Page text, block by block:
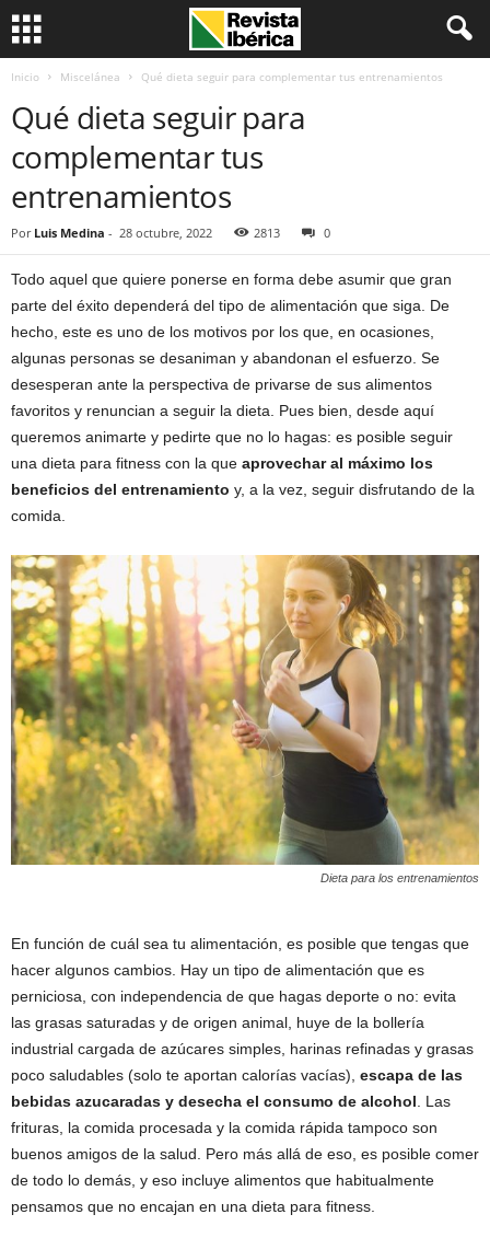
Inicio Miscelánea Qué dieta seguir para complementar tus entrenamientos
Qué dieta seguir para
complementar tus
entrenamientos
Por Luis Medina - 28 octubre, 2022 2813 0
Todo aquel que quiere ponerse en forma debe asumir que gran
parte del éxito dependerá del tipo de alimentación que siga. De
hecho, este es uno de los motivos por los que, en ocasiones,
algunas personas se desaniman y abandonan el esfuerzo. Se
desesperan ante la perspectiva de privarse de sus alimentos
favoritos y renuncian a seguir la dieta. Pues bien, desde aquí
queremos animarte y pedirte que no lo hagas: es posible seguir
una dieta para fitness con la que aprovechar al máximo los
beneficios del entrenamiento y, a la vez, seguir disfrutando de la
comida.
Dieta para los entrenamientos
En función de cuál sea tu alimentación, es posible que tengas que
hacer algunos cambios. Hay un tipo de alimentación que es
perniciosa, con independencia de que hagas deporte o no: evita
las grasas saturadas y de origen animal, huye de la bollería
industrial cargada de azúcares simples, harinas refinadas y grasas
poco saludables (solo te aportan calorías vacías), escapa de las
bebidas azucaradas y desecha el consumo de alcohol . Las
frituras, la comida procesada y la comida rápida tampoco son
buenos amigos de la salud. Pero más allá de eso, es posible comer
de todo lo demás, y eso incluye alimentos que habitualmente
pensamos que no encajan en una dieta para fitness.